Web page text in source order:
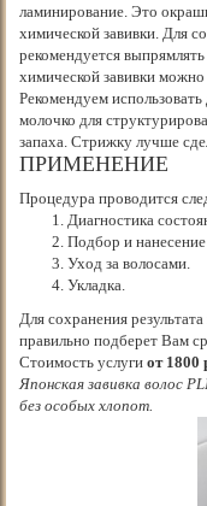
ламинирование. Это
химической завивки. Для
рекомендуется
химической завивки можно
Рекомендуем
молочко для
запаха. Стрижку лучше
ПРИМЕНЕНИЕ
Процедура проводится
Диагностика
Подбор и
Уход за волосами.
Укладка.
Для сохранения
правильно подберет Вам
Стоимость услуги от 1800
Японская завивка волос
без особых хлопот.